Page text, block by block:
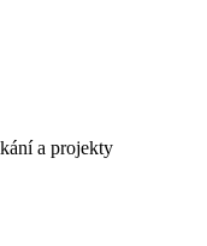
a projekty